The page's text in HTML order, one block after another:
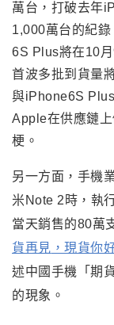
萬台，打破去年
1,000萬台的紀錄
6S Plus將在10
首波多批到貨量
與iPhone6S
Apple在供應鏈上
梗。
另一方面，手機
米Note 2時，執
當天銷售的80萬
貨再見 ， 現貨你
述中國 手機「期
的現象 。